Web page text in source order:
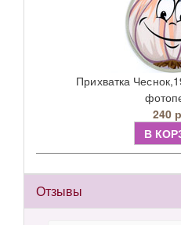
Прихватка
240
В
Отзывы